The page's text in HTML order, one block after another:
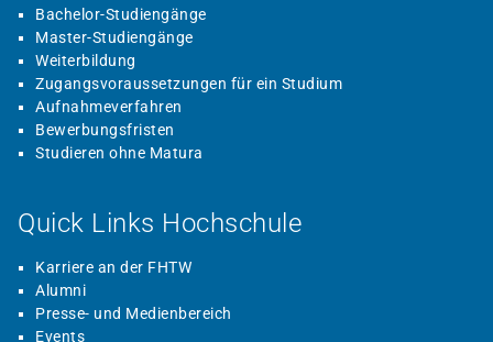
Bachelor-Studiengänge
Master-Studiengänge
Weiterbildung
Zugangsvoraussetzungen für ein Studium
Aufnahmeverfahren
Bewerbungsfristen
Studieren ohne Matura
Quick Links Hochschule
Karriere an der FHTW
Alumni
Presse- und Medienbereich
Events